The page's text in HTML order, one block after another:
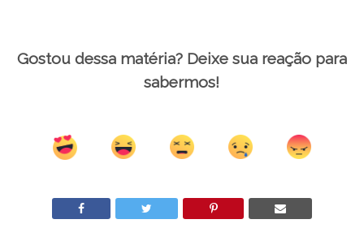
Gostou dessa matéria? Deixe sua reação para
sabermos!